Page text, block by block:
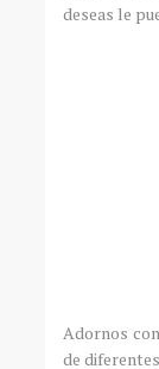
deseas le
Adornos
de